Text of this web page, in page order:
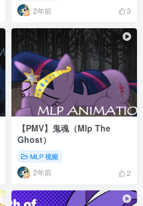
2年前 3
【PMV】鬼魂（Mlp The
Ghost）
MLP 视频
2年前 2